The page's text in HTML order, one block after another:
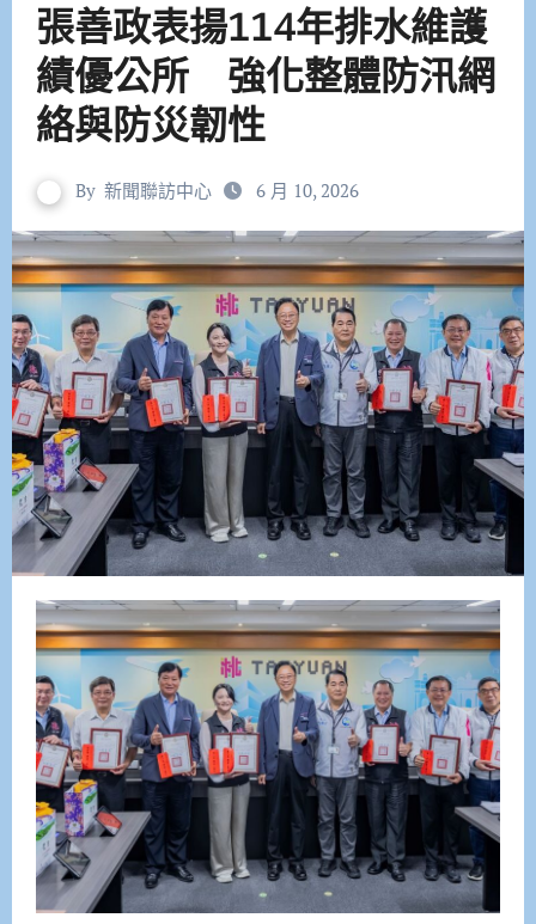
張善政表揚114年排水維護
績優公所 強化整體防汛網
絡與防災韌性
By 新聞聯訪中心 6 月 10, 2026